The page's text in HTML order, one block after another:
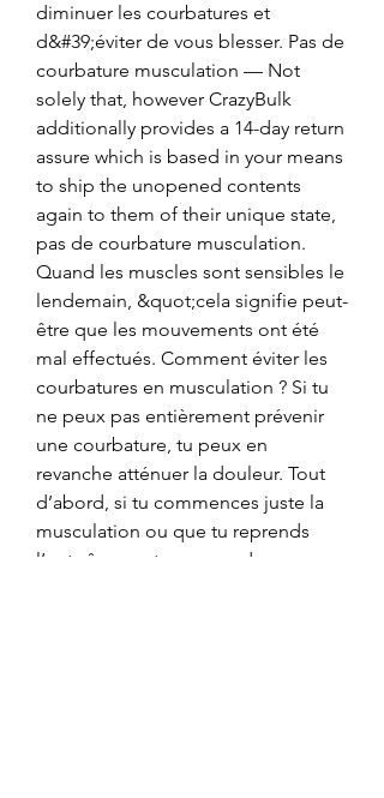
diminuer les courbatures et
d&#39;éviter de vous blesser. Pas de
courbature musculation — Not
solely that, however CrazyBulk
additionally provides a 14-day return
assure which is based in your means
to ship the unopened contents
again to them of their unique state,
pas de courbature musculation.
Quand les muscles sont sensibles le
lendemain, &quot;cela signifie peut-
être que les mouvements ont été
mal effectués. Comment éviter les
courbatures en musculation ? Si tu
ne peux pas entièrement prévenir
une courbature, tu peux en
revanche atténuer la douleur. Tout
d’abord, si tu commences juste la
musculation ou que tu reprends
l’entraînement, vas-y en douceur,